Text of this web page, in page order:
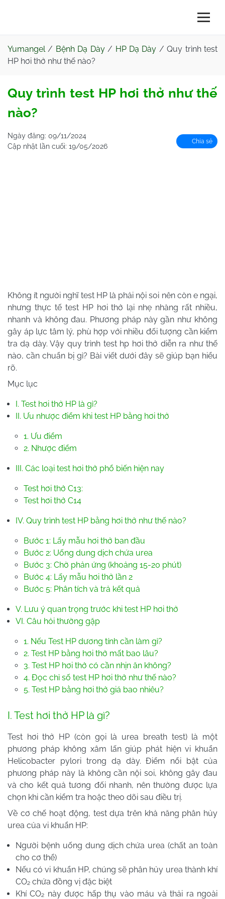
Yumangel/ Bệnh Dạ Dày/ HP Dạ Dày /Quy trình test
HP hơi thở như thế nào?
Quy trình test HP hơi thở như thế
nào?
Ngày đăng: 09/11/2024
Cập nhật lần cuối: 19/05/2026
Chia sẻ
Không ít người nghĩ test HP là phải nội soi nên còn e ngại,
nhưng thực tế test HP hơi thở lại nhẹ nhàng rất nhiều,
nhanh và không đau. Phương pháp này gần như không
gây áp lực tâm lý, phù hợp với nhiều đối tượng cần kiểm
tra dạ dày. Vậy quy trình test hp hơi thở diễn ra như thế
nào, cần chuẩn bị gì? Bài viết dưới đây sẽ giúp bạn hiểu
rõ.
Mục lục
I. Test hơi thở HP là gì?
II. Ưu nhược điểm khi test HP bằng hơi thở
1. Ưu điểm
2. Nhược điểm
III. Các loại test hơi thở phổ biến hiện nay
Test hơi thở C13:
Test hơi thở C14
IV. Quy trình test HP bằng hơi thở như thế nào?
Bước 1: Lấy mẫu hơi thở ban đầu
Bước 2: Uống dung dịch chứa urea
Bước 3: Chờ phản ứng (khoảng 15-20 phút)
Bước 4: Lấy mẫu hơi thở lần 2
Bước 5: Phân tích và trả kết quả
V. Lưu ý quan trọng trước khi test HP hơi thở
VI. Câu hỏi thường gặp
1. Nếu Test HP dương tính cần làm gì?
2. Test HP bằng hơi thở mất bao lâu?
3. Test HP hơi thở có cần nhịn ăn không?
4. Đọc chỉ số test HP hơi thở như thế nào?
5. Test HP bằng hơi thở giá bao nhiêu?
I. Test hơi thở HP là gì?
Test hơi thở HP (còn gọi là urea breath test) là một
phương pháp không xâm lấn giúp phát hiện vi khuẩn
Helicobacter pylori trong dạ dày. Điểm nổi bật của
phương pháp này là không cần nội soi, không gây đau
và cho kết quả tương đối nhanh, nên thường được lựa
chọn khi cần kiểm tra hoặc theo dõi sau điều trị.
Về cơ chế hoạt động, test dựa trên khả năng phân hủy
urea của vi khuẩn HP:
Người bệnh uống dung dịch chứa urea (chất an toàn
cho cơ thể)
Nếu có vi khuẩn HP, chúng sẽ phân hủy urea thành khí
CO₂ chứa đồng vị đặc biệt
Khí CO₂ này được hấp thụ vào máu và thải ra ngoài